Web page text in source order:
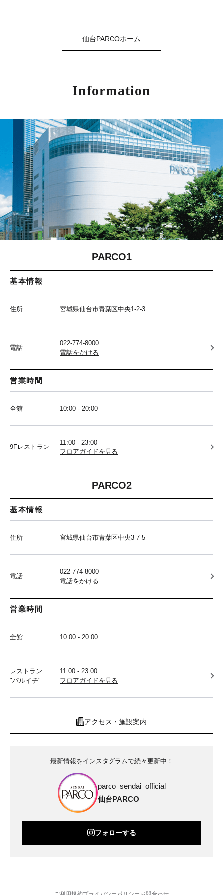
仙台PARCOホーム
Information
PARCO1
基本情報
住所 宮城県仙台市青葉区中央1-2-3
電話
022-774-8000
電話をかける
営業時間
全館 10:00 - 20:00
9Fレストラン
11:00 - 23:00
フロアガイドを見る
PARCO2
基本情報
住所 宮城県仙台市青葉区中央3-7-5
電話
022-774-8000
電話をかける
営業時間
全館 10:00 - 20:00
レストラン
"パルイチ"
11:00 - 23:00
フロアガイドを見る
アクセス・施設案内
最新情報をインスタグラムで続々更新中！
parco_sendai_official
仙台PARCO
フォローする
ご利用規約プライバシーポリシー お問合わせ